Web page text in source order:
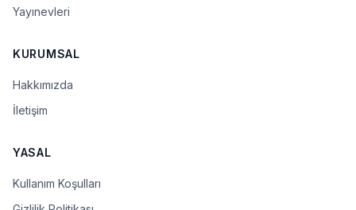
Yayınevleri
KURUMSAL
Hakkımızda
İletişim
YASAL
Kullanım Koşulları